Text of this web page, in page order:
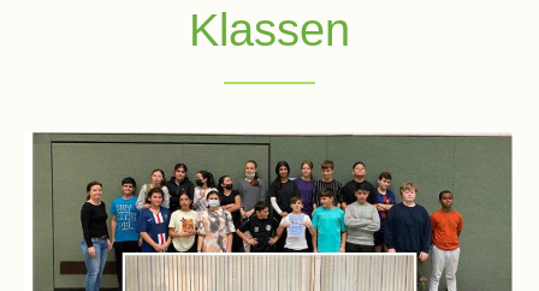
Übermittagsbetreuung
Schülervertretung
(SV)
Klassen